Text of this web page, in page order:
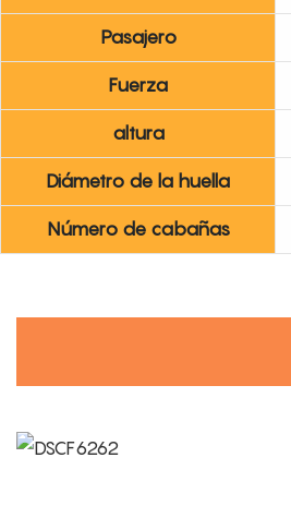
Pasajero
Fuerza
altura
Diámetro de la huella
Número de cabañas